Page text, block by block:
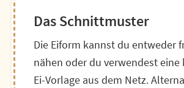
Das Schnittmuster
Die Eiform kannst du entweder
nähen oder du verwendest
Ei-Vorlage aus dem Netz.